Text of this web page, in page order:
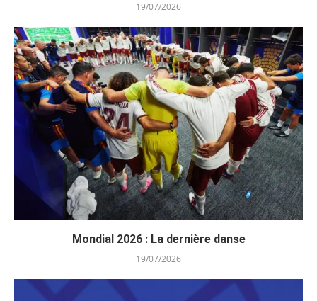
19/07/2026
Mondial 2026 : La dernière danse
19/07/2026